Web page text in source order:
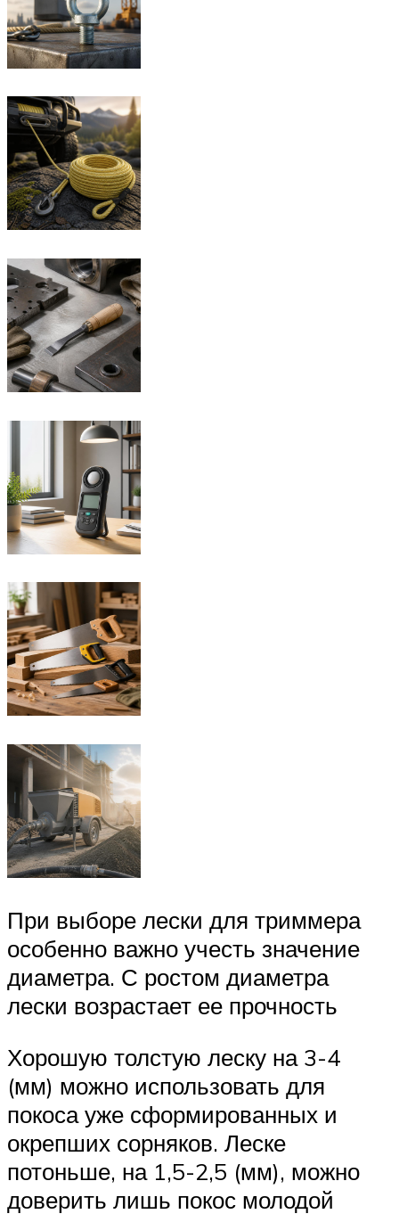
При выборе лески для триммера
особенно важно учесть значение
диаметра. С ростом диаметра
лески возрастает ее прочность
Хорошую толстую леску на 3-4
(мм) можно использовать для
покоса уже сформированных и
окрепших сорняков. Леске
потоньше, на 1,5-2,5 (мм), можно
доверить лишь покос молодой